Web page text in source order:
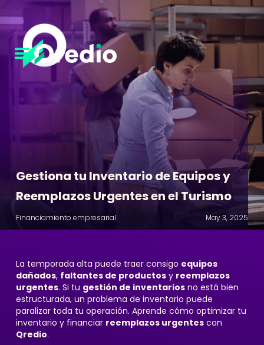
Gestiona tu Inventario de Equipos y
Reemplazos Urgentes en el Turismo
Financiamiento empresarial May 3, 2025
La temporada alta puede traer consigo equipos
dañados, faltantes de productosy reemplazos
urgentes. Si tu gestión de inventariosno está bien
estructurada, un problema de inventario puede
paralizar toda tu operación. Aprende cómo optimizar tu
inventario y financiar reemplazos urgentescon
Qredio.